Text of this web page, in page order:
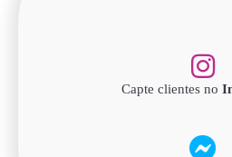
Capte clientes no